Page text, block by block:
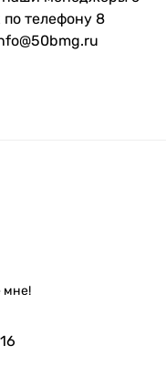
по телефону 8
мне!